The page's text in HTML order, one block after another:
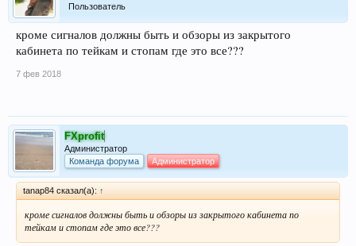
Пользователь
кроме сигналов должны быть и обзоры из закрытого
кабинета по тейкам и стопам где это все???
7 фев 2018
FXprofit
Администратор
Команда форума
Администратор
tanap84 сказал(а): ↑
кроме сигналов должны быть и обзоры из закрытого кабинета по
тейкам и стопам где это все???